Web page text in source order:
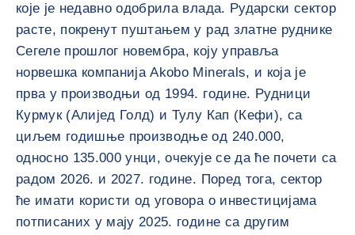
које је недавно одобрила влада. Рударски сектор
расте, покренут пуштањем у рад златне руднике
Сегеле прошлог новембра, коју управља
норвешка компанија Akobo Minerals, и која је
прва у производњи од 1994. године. Рудници
Курмук (Алијед Голд) и Тулу Кап (Кефи), са
циљем годишње производње од 240.000,
односно 135.000 унци, очекује се да ће почети са
радом 2026. и 2027. године. Поред тога, сектор
ће имати користи од уговора о инвестицијама
потписаних у мају 2025. године са другим